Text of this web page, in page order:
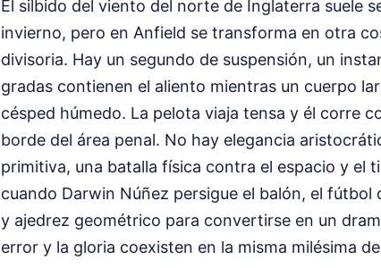
El silbido del viento del norte de Inglaterra suele
invierno, pero en Anfield se transforma en otra
divisoria. Hay un segundo de suspensión, un
gradas contienen el aliento mientras un cuerpo
césped húmedo. La pelota viaja tensa y él corre
borde del área penal. No hay elegancia
primitiva, una batalla física contra el espacio y el
cuando Darwin Núñez persigue el balón, el
y ajedrez geométrico para convertirse en un
error y la gloria coexisten en la misma milésima